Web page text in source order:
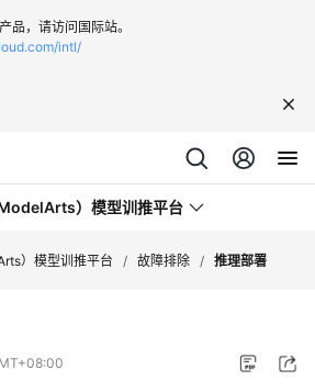
品，请访问国际站。
intl/
）模型训推平台
）模型训推平台 / 故障排除 / 推理部署